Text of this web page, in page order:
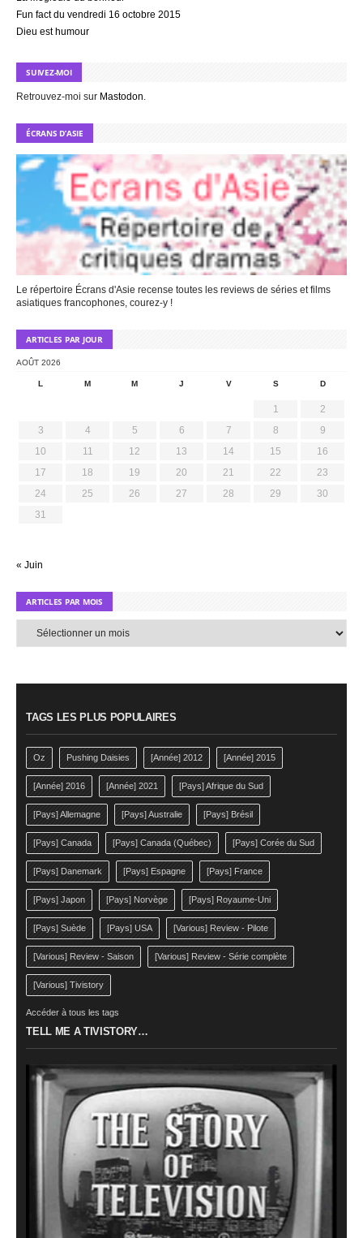
Fun fact du vendredi 16 octobre 2015
Dieu est humour
SUIVEZ-MOI
Retrouvez-moi sur Mastodon
ÉCRANS D’ASIE
Le répertoire Écrans d'Asie recense toutes les reviews de séries et films
asiatiques francophones, courez-y !
ARTICLES PAR JOUR
AOÛT 2026
L M M J V S D
1
2
3
4 5 6 7 8
9
10
11 12 13 14 15
16
17
18 19 20 21 22
23
24
25 26 27 28 29
30
31
« Juin
ARTICLES PAR MOIS
TAGS LES PLUS POPULAIRES
Oz Pushing Daisies [Année] 2012 [Année] 2015
[Année] 2016 [Année] 2021 [Pays] Afrique du Sud
[Pays] Allemagne [Pays] Australie [Pays] Brésil
[Pays] Canada [Pays] Canada (Québec) [Pays] Corée du Sud
[Pays] Danemark [Pays] Espagne [Pays] France
[Pays] Japon [Pays] Norvège [Pays] Royaume-Uni
[Pays] Suède [Pays] USA [Various] Review - Pilote
[Various] Review - Saison [Various] Review - Série complète
[Various] Tivistory
Accéder à tous les tags
TELL ME A TIVISTORY…